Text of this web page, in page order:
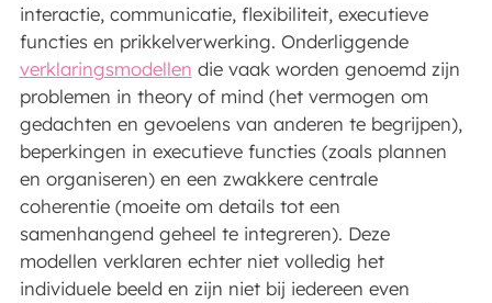
interactie, communicatie, flexibiliteit, executieve
functies en prikkelverwerking. Onderliggende
verklaringsmodellen die vaak worden genoemd zijn
problemen in theory of mind (het vermogen om
gedachten en gevoelens van anderen te begrijpen),
beperkingen in executieve functies (zoals plannen
en organiseren) en een zwakkere centrale
coherentie (moeite om details tot een
samenhangend geheel te integreren). Deze
modellen verklaren echter niet volledig het
individuele beeld en zijn niet bij iedereen even